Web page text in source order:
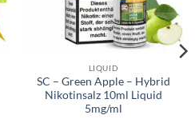
LIQUID
SC – Green Apple – Hybrid
Nikotinsalz 10ml Liquid
5mg/ml